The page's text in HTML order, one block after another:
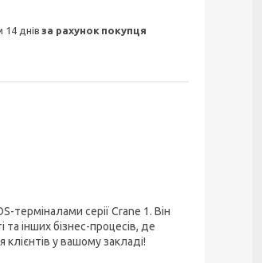
14 днівза рахунок покупця
терміналами серії Crane 1. Він
інших бізнес-процесів, де
у вашому закладі!